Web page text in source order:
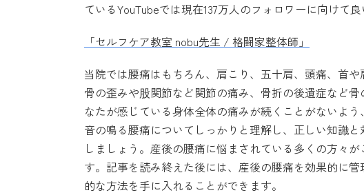
ているYouTubeでは現在137万人のフォロワーに向けて
「セルフケア教室 nobu先生 / 格闘家整体師」
当院では腰痛はもちろん、肩こり、五十肩、頭痛、首や
骨の歪みや股関節など関節の痛み、骨折の後遺症など
なたが感じている身体全体の痛みが続くことがないよ
音の鳴る腰痛についてしっかりと理解し、正しい知識
しましょう。産後の腰痛に悩まされている多くの方々
す。記事を読み終えた後には、産後の腰痛を効果的に
的な方法を手に入れることができます。